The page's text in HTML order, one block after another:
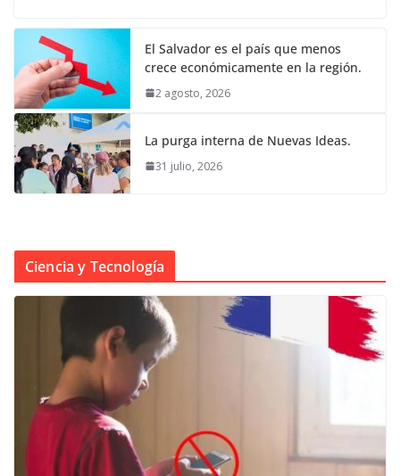
El Salvador es el país que menos
crece económicamente en la región.
2 agosto, 2026
La purga interna de Nuevas Ideas.
31 julio, 2026
Ciencia y Tecnología